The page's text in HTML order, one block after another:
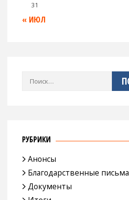
« ИЮЛ
31
Найти:
РУБРИКИ
Анонсы
Благодарственные письма
Документы